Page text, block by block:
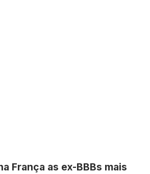
França as ex-BBBs mais